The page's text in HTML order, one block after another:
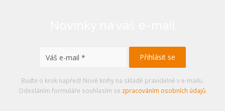
Buďte o krok napřed! Nové knihy na skladě pravidelně v e-mailu.
Odesláním formuláře souhlasím se zpracováním osobních údajů.